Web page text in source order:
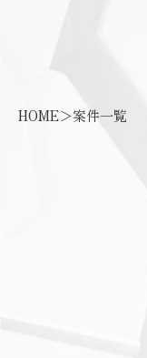
HOME＞案件一覧